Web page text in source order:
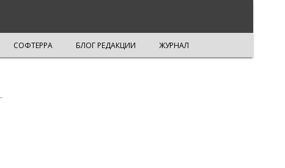
СОФТЕРРА БЛОГ РЕДАКЦИИ ЖУРНАЛ